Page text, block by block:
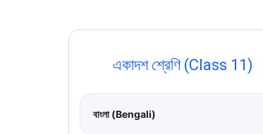
একাদশ শ্রেণি (Class 11)
বাংলা (Bengali)